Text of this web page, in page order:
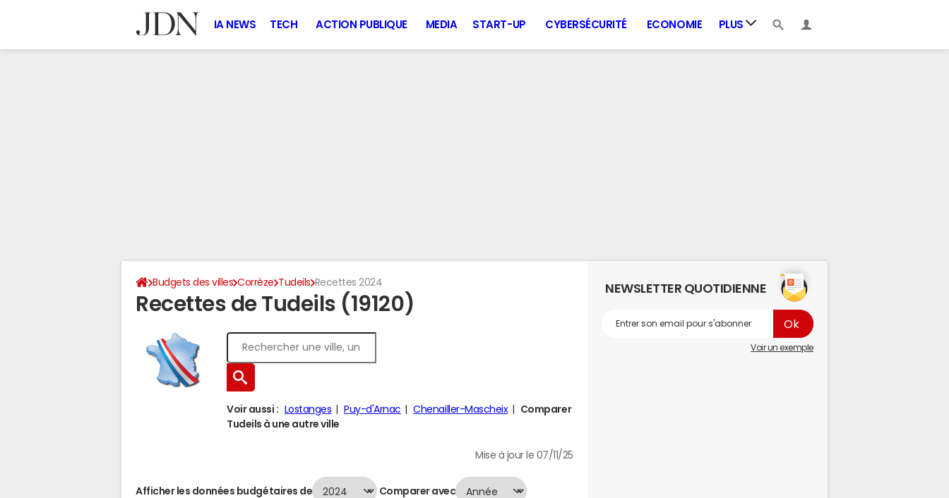
IA NEWS TECH ACTION PUBLIQUE MEDIA START-UP CYBERSÉCURITÉ ECONOMIE PLUS
Budgets des villes Corrèze Tudeils Recettes 2024
Recettes de Tudeils (19120)
Voir aussi : Lostanges Puy-d'Arnac Chenailler-Mascheix
Comparer
Tudeils à une autre ville
Mise à jour le 07/11/25
Afficher les données budgétaires de Comparer avec
NEWSLETTER QUOTIDIENNE
Voir un exemple